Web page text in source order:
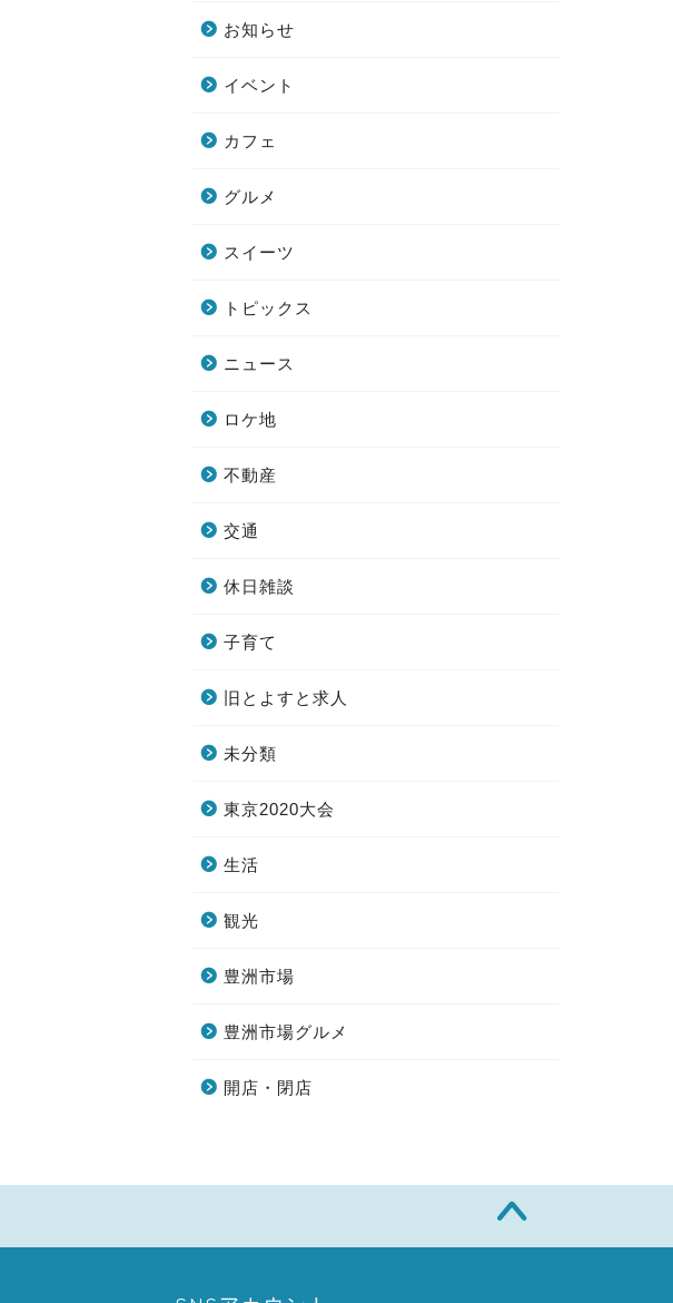
お知らせ
イベント
カフェ
グルメ
スイーツ
トピックス
ニュース
ロケ地
不動産
交通
休日雑談
子育て
旧とよすと求人
未分類
東京2020大会
生活
観光
豊洲市場
豊洲市場グルメ
開店・閉店